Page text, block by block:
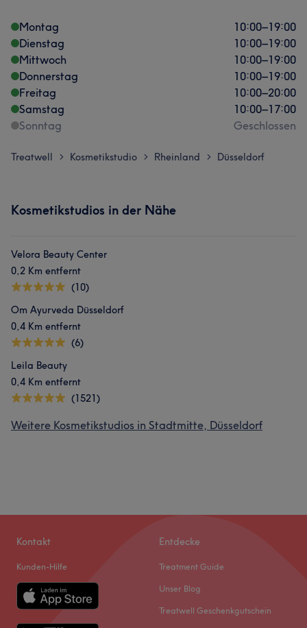
Montag 10:00–19:00
Dienstag
10:00–19:00
Mittwoch
10:00–19:00
Donnerstag
10:00–19:00
Freitag
10:00–20:00
Samstag
10:00–17:00
Sonntag
Geschlossen
Treatwell > Kosmetikstudio > Rheinland > Düsseldorf
Kosmetikstudios in der Nähe
Velora Beauty Center
0,2 Km entfernt
(10)
Om Ayurveda Düsseldorf
0,4 Km entfernt
(6)
Leila Beauty
0,4 Km entfernt
(1521)
Weitere Kosmetikstudios in Stadtmitte, Düsseldorf
Kontakt
Kunden-Hilfe
Entdecke
Treatment Guide
Unser Blog
Treatwell Geschenkgutschein